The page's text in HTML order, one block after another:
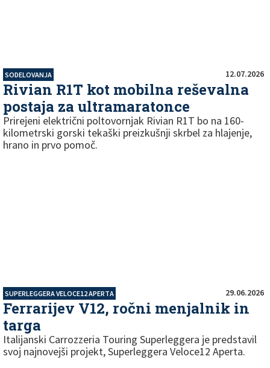
SODELOVANJA 12.07.2026
Rivian R1T kot mobilna reševalna
postaja za ultramaratonce
Prirejeni električni poltovornjak Rivian R1T bo na 160-
kilometrski gorski tekaški preizkušnji skrbel za hlajenje,
hrano in prvo pomoč.
SUPERLEGGERA VELOCE12 APERTA 29.06.2026
Ferrarijev V12, ročni menjalnik in
targa
Italijanski Carrozzeria Touring Superleggera je predstavil
svoj najnovejši projekt, Superleggera Veloce12 Aperta.